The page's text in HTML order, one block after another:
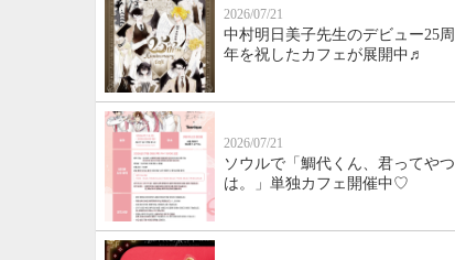
2026/07/21
中村明日美子先生のデビュー25周
年を祝したカフェが展開中♬
2026/07/21
ソウルで「鯛代くん、君ってやつ
は。」単独カフェ開催中♡